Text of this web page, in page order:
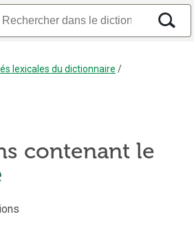
lexicales du dictionnaire /
contenant le